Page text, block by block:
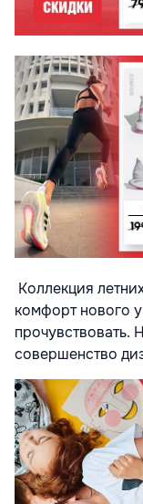
Коллекция
комфорт нового
прочувствовать.
совершенство